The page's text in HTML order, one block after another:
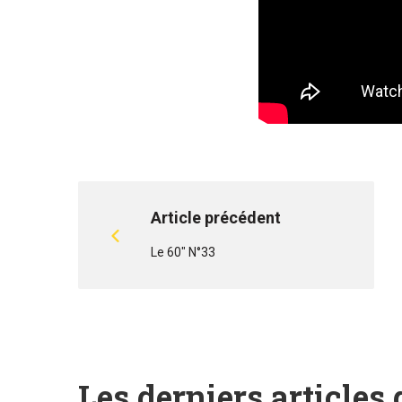
Article précédent
Le 60" N°33